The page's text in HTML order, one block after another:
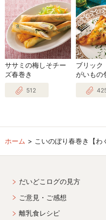
ササミの梅しそチー
ズ春巻き
512
ブリック
がいもの
ホーム こいのぼり春巻き【わ
だいどこログの見方
ご意見・ご感想
離乳食レシピ